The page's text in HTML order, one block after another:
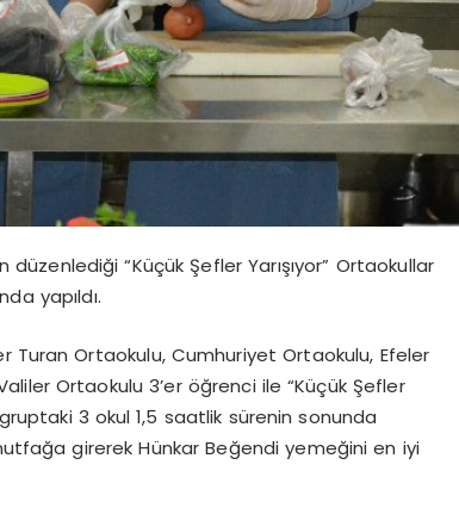
“Küçük Şefler Yarışıyor” Ortaokullar
yapıldı.
Turan Ortaokulu, Cumhuriyet Ortaokulu, Efeler
Ortaokulu 3’er öğrenci ile “Küçük Şefler
gruptaki 3 okul 1,5 saatlik sürenin sonunda
girerek Hünkar Beğendi yemeğini en iyi